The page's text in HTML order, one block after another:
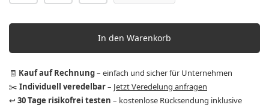
In den Warenkorb
🧾 Kauf auf Rechnung– einfach und sicher für Unternehmen
✂️ Individuell veredelbar– Jetzt Veredelung anfragen
↩️ 30 Tage risikofrei testen – kostenlose Rücksendung inklusive